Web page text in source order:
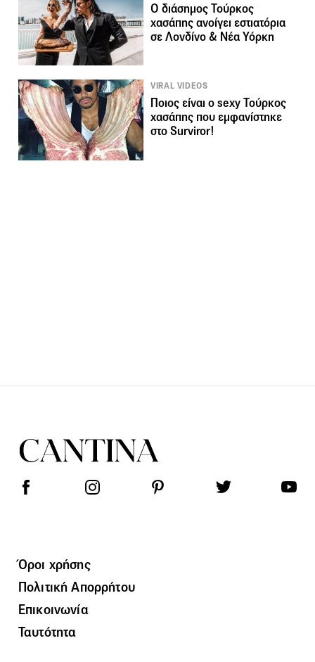
Ο διάσημος Τούρκος
χασάπης ανοίγει εστιατόρια
σε Λονδίνο & Νέα Υόρκη
VIRAL VIDEOS
Ποιος είναι ο sexy Τούρκος
χασάπης που εμφανίστηκε
στο Surviror!
Όροι χρήσης
Πολιτική Απορρήτου
Επικοινωνία
Ταυτότητα